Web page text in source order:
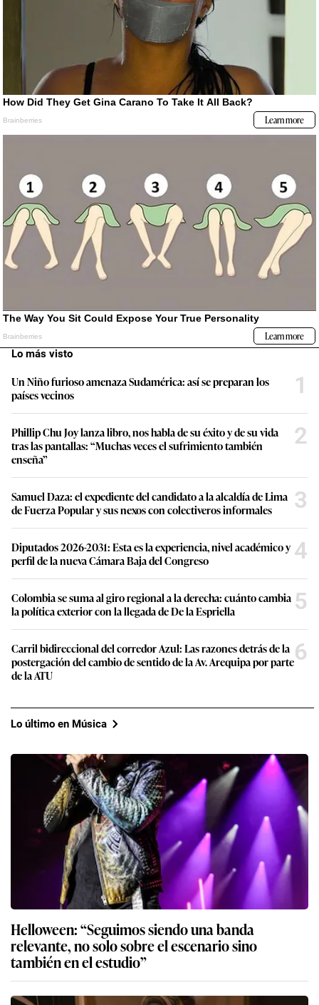
Lo más visto
Un Niño furioso amenaza Sudamérica: así se preparan los
países vecinos
1
Phillip Chu Joy lanza libro, nos habla de su éxito y de su vida
tras las pantallas: “Muchas veces el sufrimiento también
enseña”
2
Samuel Daza: el expediente del candidato a la alcaldía de Lima
de Fuerza Popular y sus nexos con colectiveros informales
3
Diputados 2026-2031: Esta es la experiencia, nivel académico y
perfil de la nueva Cámara Baja del Congreso
4
Colombia se suma al giro regional a la derecha: cuánto cambia
la política exterior con la llegada de De la Espriella
5
Carril bidireccional del corredor Azul: Las razones detrás de la
postergación del cambio de sentido de la Av. Arequipa por parte
de la ATU
6
Lo último en Música
Helloween: “Seguimos siendo una banda
relevante, no solo sobre el escenario sino
también en el estudio”